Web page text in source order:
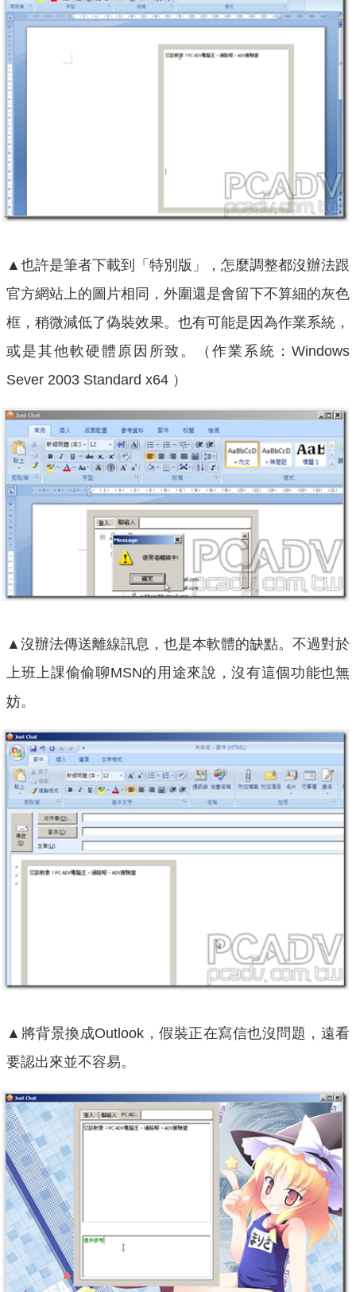
▲也許是筆者下載到「特別版」，怎麼調整都沒辦法跟
官方網站上的圖片相同，外圍還是會留下不算細的灰色
框，稍微減低了偽裝效果。也有可能是因為作業系統，
或是其他軟硬體原因所致。（作業系統：Windows
Sever 2003 Standard x64 ）
▲沒辦法傳送離線訊息，也是本軟體的缺點。不過對於
上班上課偷偷聊MSN的用途來說，沒有這個功能也無
妨。
▲將背景換成Outlook，假裝正在寫信也沒問題，遠看
要認出來並不容易。